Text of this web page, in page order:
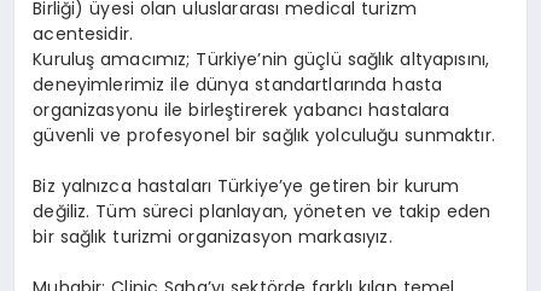
Birliği) üyesi olan uluslararası medical turizm
acentesidir.
Kuruluş amacımız; Türkiye’nin güçlü sağlık altyapısını,
deneyimlerimiz ile dünya standartlarında hasta
organizasyonu ile birleştirerek yabancı hastalara
güvenli ve profesyonel bir sağlık yolculuğu sunmaktır.
Biz yalnızca hastaları Türkiye’ye getiren bir kurum
değiliz. Tüm süreci planlayan, yöneten ve takip eden
bir sağlık turizmi organizasyon markasıyız.